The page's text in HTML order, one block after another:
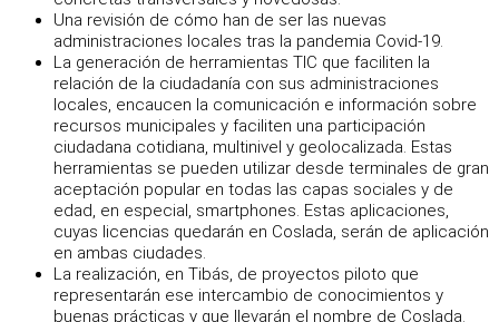
Una revisión de cómo han de ser las nuevas
administraciones locales tras la pandemia Covid-19.
La generación de herramientas TIC que faciliten la
relación de la ciudadanía con sus administraciones
locales, encaucen la comunicación e información sobre
recursos municipales y faciliten una participación
ciudadana cotidiana, multinivel y geolocalizada. Estas
herramientas se pueden utilizar desde terminales de gran
aceptación popular en todas las capas sociales y de
edad, en especial, smartphones. Estas aplicaciones,
cuyas licencias quedarán en Coslada, serán de aplicación
en ambas ciudades.
La realización, en Tibás, de proyectos piloto que
representarán ese intercambio de conocimientos y
buenas prácticas y que llevarán el nombre de Coslada.